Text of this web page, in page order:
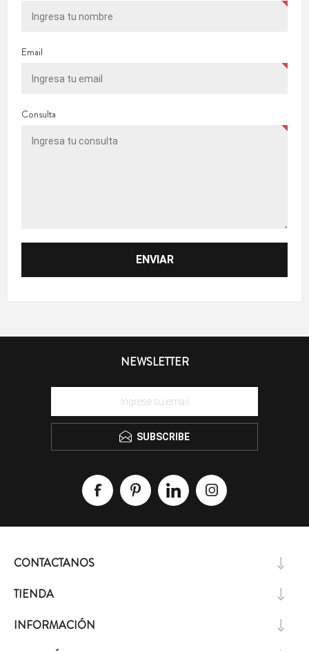
Email
Consulta
NEWSLETTER
SUBSCRIBE
CONTACTANOS
TIENDA
INFORMACIÓN